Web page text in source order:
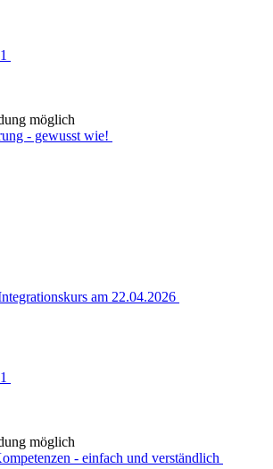
möglich
- gewusst wie!
am 22.04.2026
möglich
- einfach und verständlich